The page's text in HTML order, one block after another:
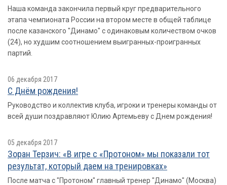
Наша команда закончила первый круг предварительного
этапа чемпионата России на втором месте в общей таблице
после казанского "Динамо" с одинаковым количеством очков
(24), но худшим соотношением выигранных-проигранных
партий.
06 декабря 2017
С Днём рождения!
Руководство и коллектив клуба, игроки и тренеры команды от
всей души поздравляют Юлию Артемьеву с Днем рождения!
05 декабря 2017
Зоран Терзич: «В игре с «Протоном» мы показали тот
результат, который даем на тренировках»
После матча с "Протоном" главный тренер "Динамо" (Москва)